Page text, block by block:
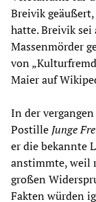
Breivik
hatte. Breivik sei
Massenmörder
von
Maier auf
In der
Postille Junge
er die bekannte
anstimmte, weil
großen
Fakten würden